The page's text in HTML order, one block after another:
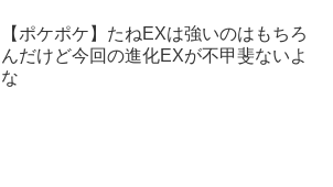
【ポケポケ】たねEXは強いのはもちろ
んだけど今回の進化EXが不甲斐ないよ
な